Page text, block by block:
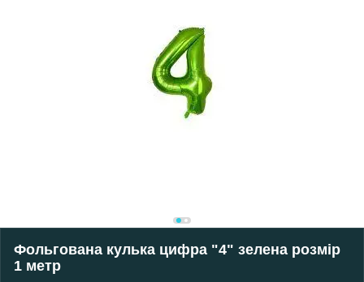
Фольгована кулька цифра "4" зелена розмір
1 метр